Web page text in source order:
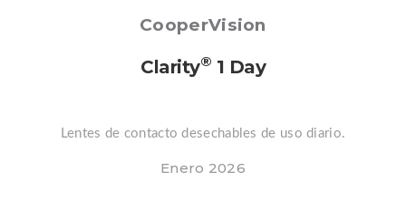
Posted
CooperVision
Clarity® 1 Day
Lentes de contacto desechables de uso diario.
Enero 2026